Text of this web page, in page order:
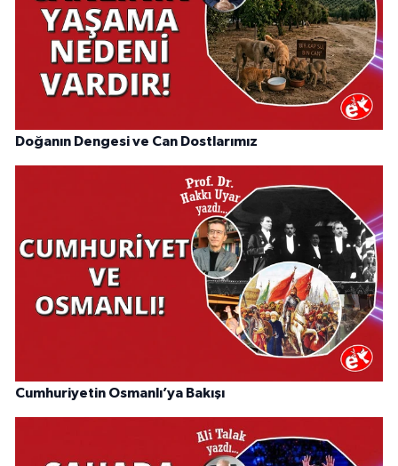
Doğanın Dengesi ve Can Dostlarımız
Cumhuriyetin Osmanlı’ya Bakışı